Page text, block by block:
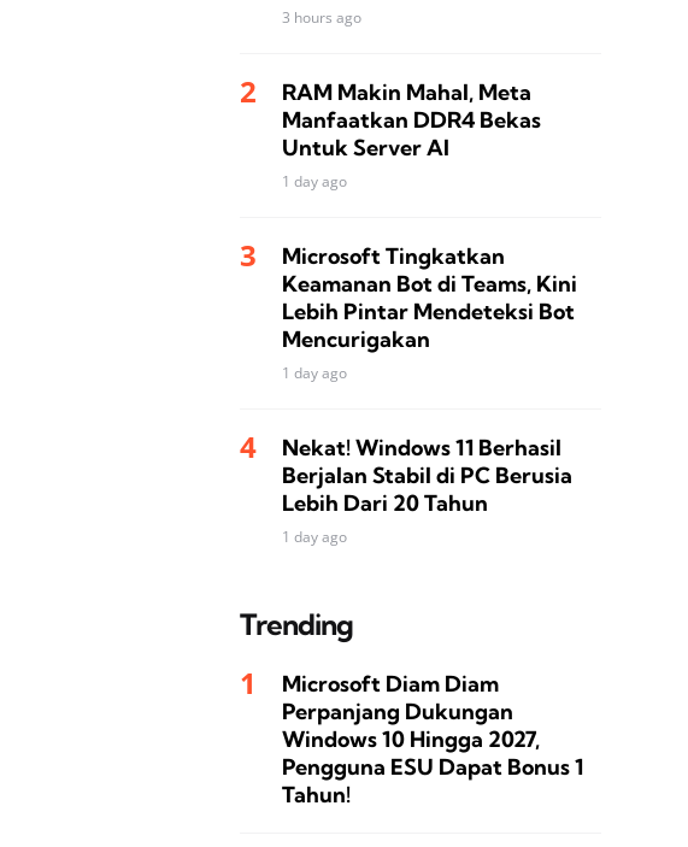
3 hours ago
RAM Makin Mahal, Meta
Manfaatkan DDR4 Bekas
Untuk Server AI
1 day ago
Microsoft Tingkatkan
Keamanan Bot di Teams, Kini
Lebih Pintar Mendeteksi Bot
Mencurigakan
1 day ago
Nekat! Windows 11 Berhasil
Berjalan Stabil di PC Berusia
Lebih Dari 20 Tahun
1 day ago
Trending
Microsoft Diam Diam
Perpanjang Dukungan
Windows 10 Hingga 2027,
Pengguna ESU Dapat Bonus 1
Tahun!